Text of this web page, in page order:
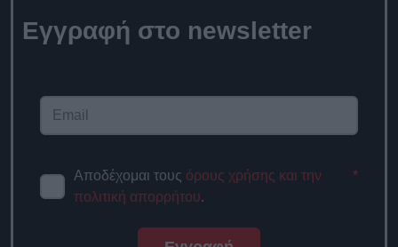
Εγγραφή στο
Αποδέχομαι τους
και την πολιτική απορρήτου